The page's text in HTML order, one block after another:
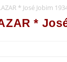
* José Jobim
*